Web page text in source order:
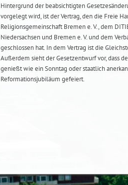
Hintergrund der beabsichtigten
vorgelegt wird, ist der Vertrag, den die Freie
Religionsgemeinschaft Bremen e. V., dem
Niedersachsen und Bremen e. V. und dem
geschlossen hat. In dem Vertrag ist die
Außerdem sieht der Gesetzentwurf vor, dass
genießt wie ein Sonntag oder staatlich
Reformationsjubiläum gefeiert.